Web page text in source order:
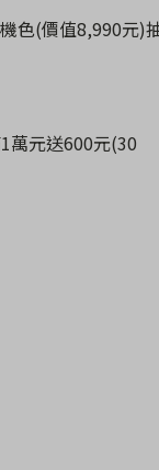
色(價值8,990元)
1萬元送600元(30